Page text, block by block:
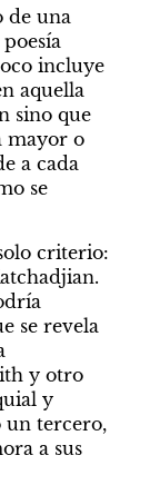
de una
incluye
aquella
sino que
mayor o
a cada
se
criterio:
se revela
y otro
y
un tercero,
a sus